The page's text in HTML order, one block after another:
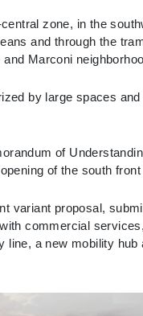
zone, in the
and through the
Marconi
by large spaces
of
of the south
variant proposal,
commercial
line, a new mobility